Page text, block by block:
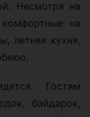
Несмотря на
на
летняя кухня,
Гостям
байдарок,